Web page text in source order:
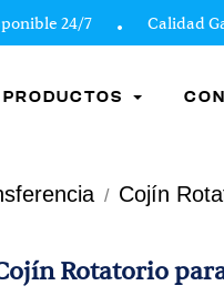
24/7 Calidad
PRODUCTOS
Cojín
Rotatorio